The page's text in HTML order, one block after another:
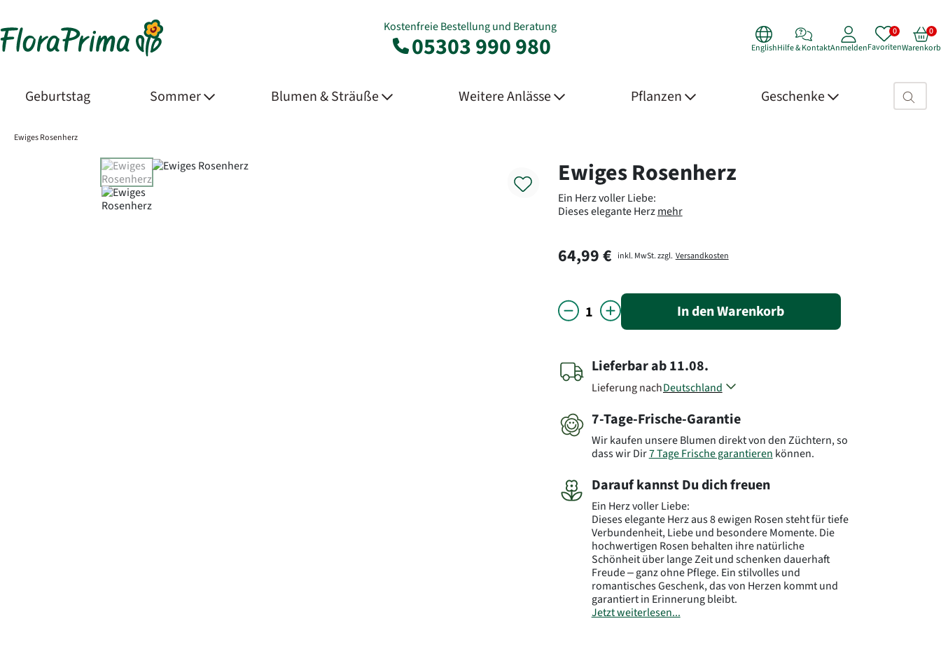
Kostenfreie Bestellung und Beratung
05303 990 980 EnglishHilfe & KontaktAnmeldenFavoritenWarenkorb
Geburtstag Sommer Blumen & Sträuße Weitere Anlässe Pflanzen Geschenke Suchfeld>
Ewiges Rosenherz
Product Images Product Details
Ewiges Rosenherz
Ein Herz voller Liebe:
Dieses elegante Herzmehr
64,99 € inkl. MwSt. zzgl. Versandkosten
In den Warenkorb
Lieferbarab11.08.
Lieferung nachDeutschland
Polen
7-Tage-Frische-Garantie
Wir kaufen unsere Blumen direkt von den Züchtern, so
dass wir Dir7 Tage Frische garantieren können.
Darauf kannst Du dich freuen
Ein Herz voller Liebe:
Dieses elegante Herz aus 8 ewigen Rosen steht für tiefe
Verbundenheit, Liebe und besondere Momente. Die
hochwertigen Rosen behalten ihre natürliche
Schönheit über lange Zeit und schenken dauerhaft
Freude – ganz ohne Pflege. Ein stilvolles und
romantisches Geschenk, das von Herzen kommt und
garantiert in Erinnerung bleibt.
Jetzt weiterlesen...